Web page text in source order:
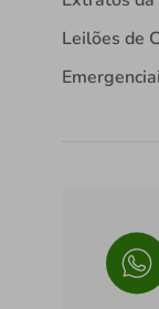
Leilões de